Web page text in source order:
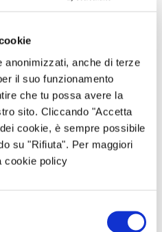
anche di terze
il suo funzionamento
che tu possa avere la
sito. Cliccando "Accetta
cookie, è sempre possibile
su "Rifiuta". Per maggiori
cookie policy
di risposte al mio
di un nuovo